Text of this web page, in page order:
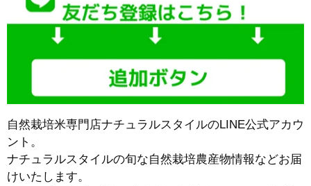
自然栽培米専門店ナチュラルスタイルのLINE公式アカウ
ント。
ナチュラルスタイルの旬な自然栽培農産物情報などお届
けいたします。